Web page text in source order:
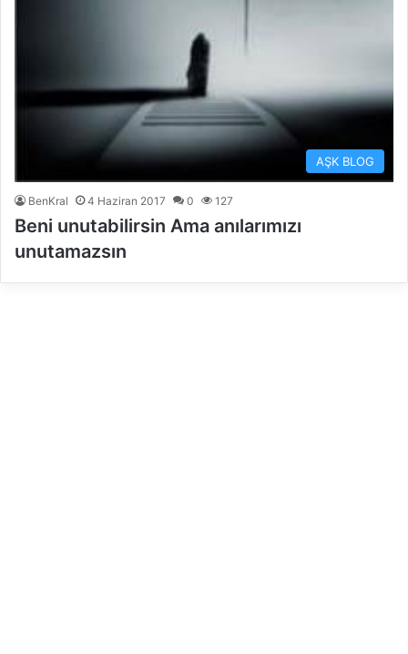
AŞK BLOG
BenKral 4 Haziran 2017 0 127
Beni unutabilirsin Ama anılarımızı
unutamazsın